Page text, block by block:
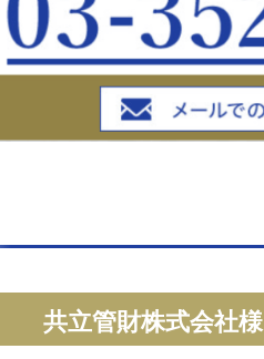
共立管財株式会社様